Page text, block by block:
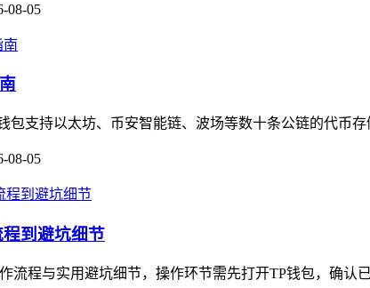
08-05
包支持以太坊、币安智能链、波场等数十条公链的代币
08-05
到避坑细节
流程与实用避坑细节，操作环节需先打开TP钱包，确认